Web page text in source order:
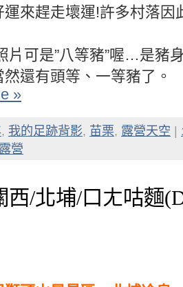
來趕走壞運!許多村落因
片可是”八等豬”喔…是豬
還有頭等、一等豬了。
»
, 我的足跡背影, 苗栗, 露營天空
露營
西/北埔/口ㄤ咕麵